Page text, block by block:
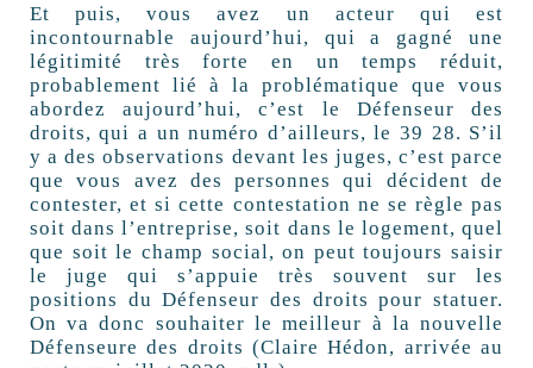
Et puis, vous avez un acteur qui est
incontournable aujourd’hui, qui a gagné une
légitimité très forte en un temps réduit,
probablement lié à la problématique que vous
abordez aujourd’hui, c’est le Défenseur des
droits, qui a un numéro d’ailleurs, le 39 28. S’il
y a des observations devant les juges, c’est parce
que vous avez des personnes qui décident de
contester, et si cette contestation ne se règle pas
soit dans l’entreprise, soit dans le logement, quel
que soit le champ social, on peut toujours saisir
le juge qui s’appuie très souvent sur les
positions du Défenseur des droits pour statuer.
On va donc souhaiter le meilleur à la nouvelle
Défenseure des droits (Claire Hédon, arrivée au